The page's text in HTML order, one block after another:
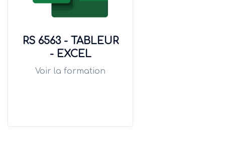
RS 6563 - TABLEUR
- EXCEL
Voir la formation